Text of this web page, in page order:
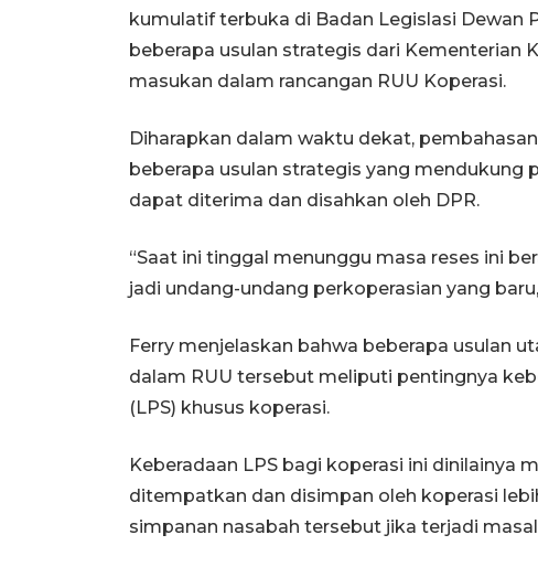
kumulatif terbuka di Badan Legislasi Dewan
beberapa usulan strategis dari Kementerian
masukan dalam rancangan RUU Koperasi.
Diharapkan dalam waktu dekat,
beberapa usulan strategis yang
dapat diterima dan disahkan oleh DPR.
“Saat ini tinggal menunggu masa reses ini
jadi undang-undang perkoperasian yang
Ferry menjelaskan bahwa beberapa usulan
dalam RUU tersebut meliputi pentingnya
(LPS) khusus koperasi.
Keberadaan LPS bagi koperasi ini dinilainya
ditempatkan dan disimpan oleh koperasi
simpanan nasabah tersebut jika terjadi